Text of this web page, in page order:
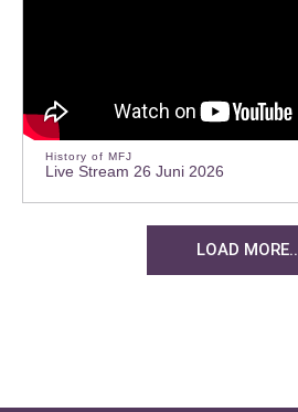
History of MFJ
Live Stream 26 Juni 2026
LOAD MORE..